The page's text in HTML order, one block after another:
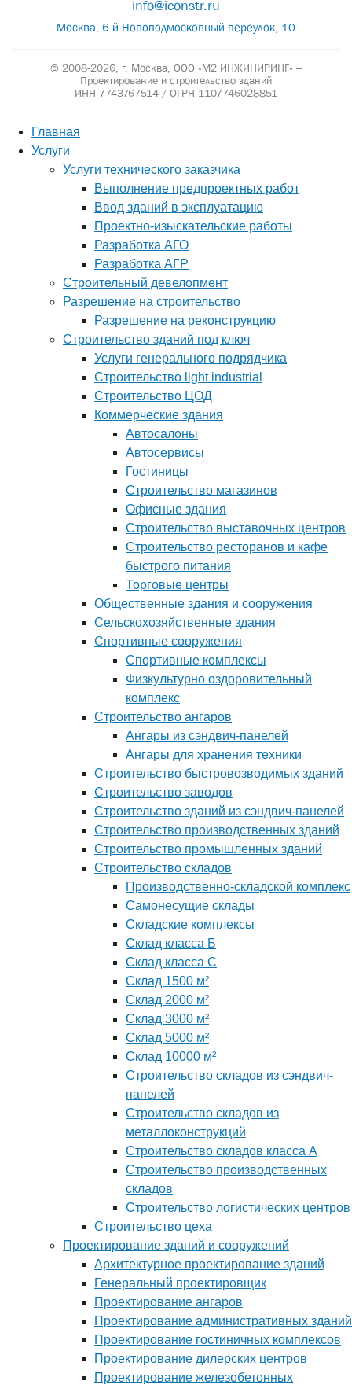
info@iconstr.ru
Москва, 6-й Новоподмосковный переулок, 10
© 2008-2026, г. Москва, ООО «М2 ИНЖИНИРИНГ» --
Проектирование и строительство зданий
ИНН 7743767514 / ОГРН 1107746028851
Главная
Услуги
Услуги технического заказчика
Выполнение предпроектных работ
Ввод зданий в эксплуатацию
Проектно-изыскательские работы
Разработка АГО
Разработка АГР
Строительный девелопмент
Разрешение на строительство
Разрешение на реконструкцию
Строительство зданий под ключ
Услуги генерального подрядчика
Строительство light industrial
Строительство ЦОД
Коммерческие здания
Автосалоны
Автосервисы
Гостиницы
Строительство магазинов
Офисные здания
Строительство выставочных центров
Строительство ресторанов и кафе
быстрого питания
Торговые центры
Общественные здания и сооружения
Сельскохозяйственные здания
Спортивные сооружения
Спортивные комплексы
Физкультурно оздоровительный
комплекс
Строительство ангаров
Ангары из сэндвич-панелей
Ангары для хранения техники
Строительство быстровозводимых зданий
Строительство заводов
Строительство зданий из сэндвич-панелей
Строительство производственных зданий
Строительство промышленных зданий
Строительство складов
Производственно-складской комплекс
Самонесущие склады
Складские комплексы
Склад класса Б
Склад класса С
Склад 1500 м²
Склад 2000 м²
Склад 3000 м²
Склад 5000 м²
Склад 10000 м²
Строительство складов из сэндвич-
панелей
Строительство складов из
металлоконструкций
Строительство складов класса А
Строительство производственных
складов
Строительство логистических центров
Строительство цеха
Проектирование зданий и сооружений
Архитектурное проектирование зданий
Генеральный проектировщик
Проектирование ангаров
Проектирование административных зданий
Проектирование гостиничных комплексов
Проектирование дилерских центров
Проектирование железобетонных